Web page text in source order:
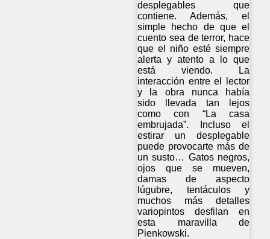
desplegables que
contiene. Además, el
simple hecho de que el
cuento sea de terror, hace
que el niño esté siempre
alerta y atento a lo que
está viendo. La
interacción entre el lector
y la obra nunca había
sido llevada tan lejos
como con “La casa
embrujada”. Incluso el
estirar un desplegable
puede provocarte más de
un susto… Gatos negros,
ojos que se mueven,
damas de aspecto
lúgubre, tentáculos y
muchos más detalles
variopintos desfilan en
esta maravilla de
Pienkowski.